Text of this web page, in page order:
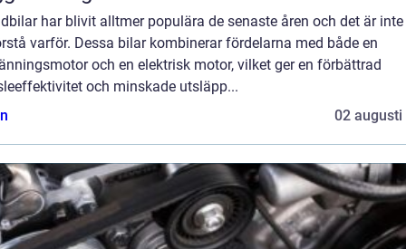
har blivit alltmer populära de senaste åren och det är
varför. Dessa bilar kombinerar fördelarna med både en
och en elektrisk motor, vilket ger en förbättrad
och minskade utsläpp...
02 augusti